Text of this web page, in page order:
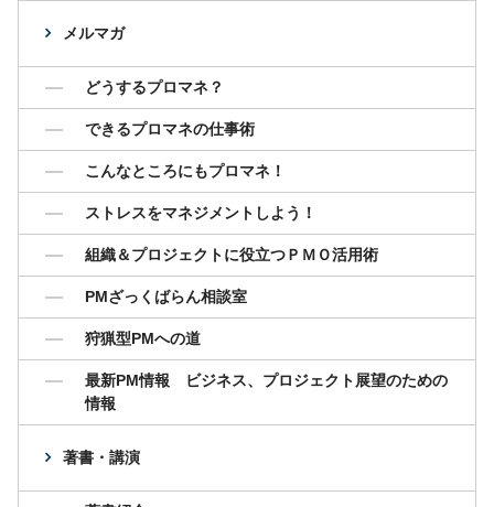
メルマガ
どうするプロマネ？
できるプロマネの仕事術
こんなところにもプロマネ！
ストレスをマネジメントしよう！
組織＆プロジェクトに役立つＰＭＯ活用術
PMざっくばらん相談室
狩猟型PMへの道
最新PM情報 ビジネス、プロジェクト展望のための
情報
著書・講演